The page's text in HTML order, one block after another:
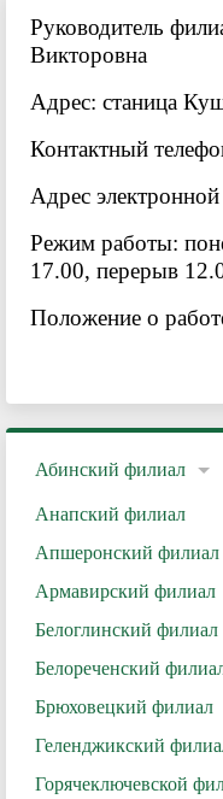
Руководитель
Викторовна
Адрес: станица
Контактный
Адрес
Режим работы:
17.00, перерыв
Положение о
Абинский филиал
Анапский филиал
Апшеронский филиал
Армавирский филиал
Белоглинский филиал
Белореченский
Брюховецкий филиал
Геленджикский
Горячеключевской